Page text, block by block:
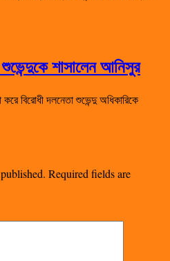
শাসালেন আনিসুর
বিরোধী দলনেতা শুভেন্দু অধিকারিকে
Required fields are